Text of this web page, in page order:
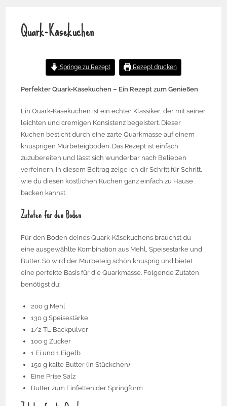
Quark-Käsekuchen
Springe zu Rezept Rezept drucken
Perfekter Quark-Käsekuchen – Ein Rezept zum Genießen
Ein Quark-Käsekuchen ist ein echter Klassiker, der mit seiner
leichten und cremigen Konsistenz begeistert. Dieser
Kuchen besticht durch eine zarte Quarkmasse auf einem
knusprigen Mürbeteigboden. Das Rezept ist einfach
zuzubereiten und lässt sich wunderbar nach Belieben
verfeinern. In diesem Beitrag zeige ich dir Schritt für Schritt,
wie du diesen köstlichen Kuchen ganz einfach zu Hause
backen kannst.
Zutaten für den Boden
Für den Boden deines Quark-Käsekuchens brauchst du
eine ausgewählte Kombination aus Mehl, Speisestärke und
Butter. So wird der Mürbeteig schön knusprig und bietet
eine perfekte Basis für die Quarkmasse. Folgende Zutaten
benötigst du:
200 g Mehl
130 g Speisestärke
1/2 TL Backpulver
100 g Zucker
1 Ei und 1 Eigelb
150 g kalte Butter (in Stückchen)
Eine Prise Salz
Butter zum Einfetten der Springform